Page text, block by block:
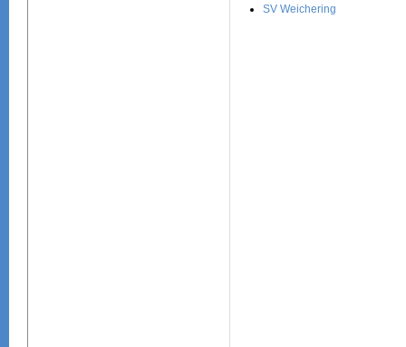
SV Weichering